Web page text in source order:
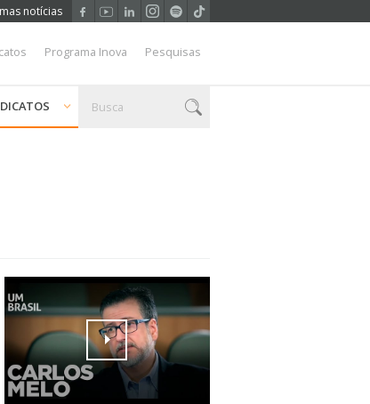
notícias
Programa Inova Pesquisas